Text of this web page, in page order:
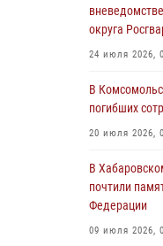
31 июля 2026,
оказали
сознание во
29 июля 2026,
В
«Каникулы с
29 июля 2026,
округа
24 июля 2026,
В
погибших
20 июля 2026,
В
почтили
Федерации
09 июля 2026,